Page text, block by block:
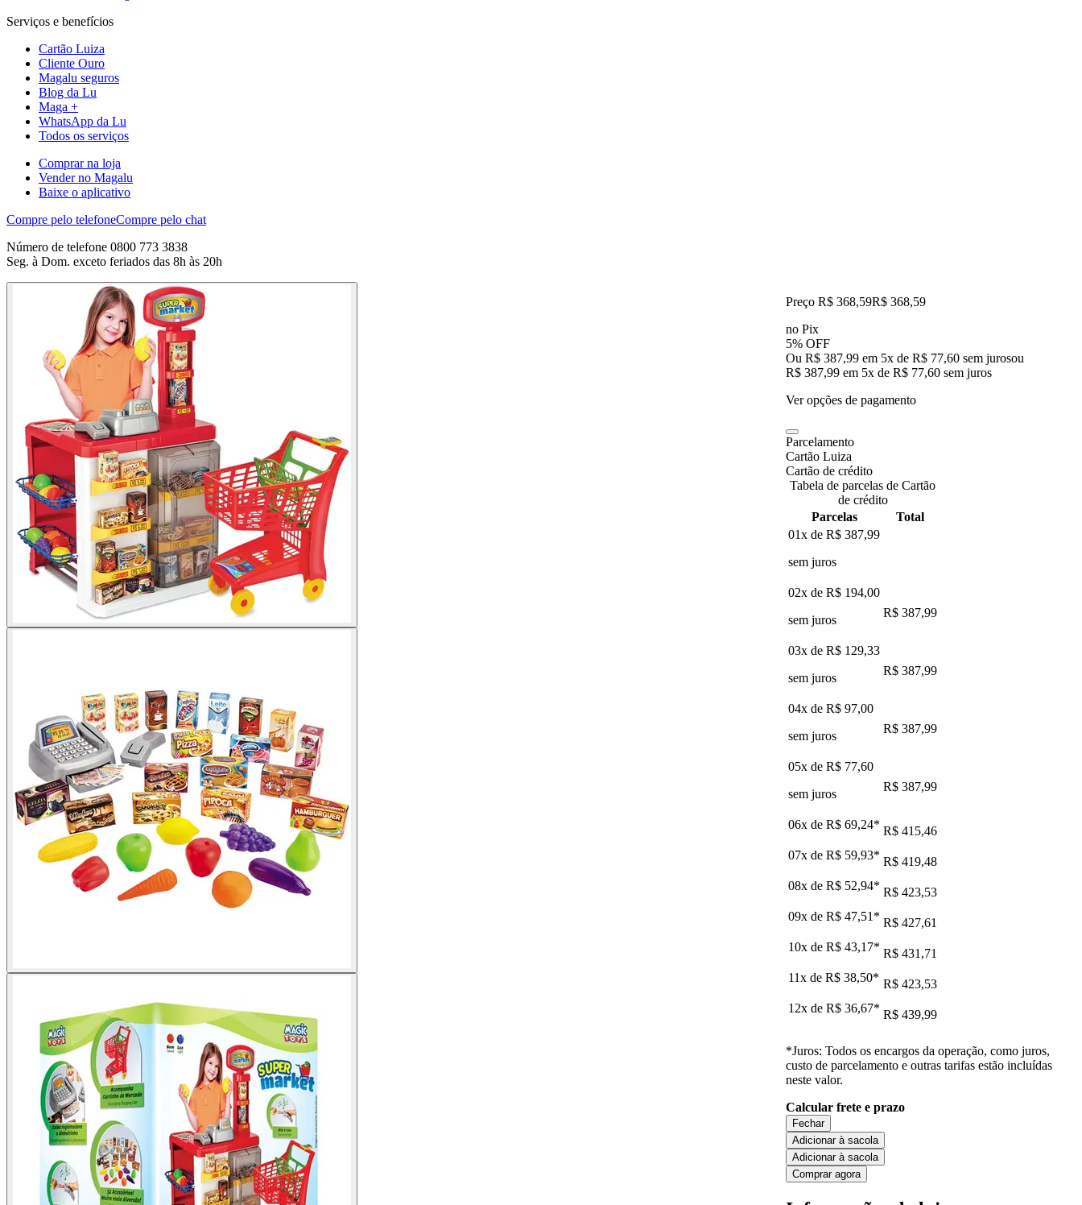
Serviços e benefícios
Cartão Luiza
Cliente Ouro
Magalu seguros
Blog da Lu
Maga +
WhatsApp da Lu
Todos os serviços
Comprar na loja
Vender no Magalu
Baixe o aplicativo
Compre pelo telefoneCompre pelo chat
Número de telefone 0800 773 3838
Seg. à Dom. exceto feriados das 8h às 20h
Preço R$ 368,59R$ 368,59
no Pix
5% OFF
Ou R$ 387,99 em 5x de R$ 77,60 sem jurosou
R$ 387,99 em 5x de R$ 77,60 sem juros
Ver opções de pagamento
Parcelamento
Cartão Luiza
Cartão de crédito
Tabela de parcelas de Cartão
de crédito
Parcelas
Total
01x de R$ 387,99
sem juros
02x de R$ 194,00
sem juros
R$ 387,99
03x de R$ 129,33
sem juros
R$ 387,99
04x de R$ 97,00
sem juros
R$ 387,99
05x de R$ 77,60
sem juros
R$ 387,99
06x de R$ 69,24* R$ 415,46
07x de R$ 59,93* R$ 419,48
08x de R$ 52,94* R$ 423,53
09x de R$ 47,51 * R$ 427,61
10x de R$ 43,17* R$ 431,71
11x de R$ 38,50* R$ 423,53
12x de R$ 36,67* R$ 439,99
*Juros: Todos os encargos da operação, como juros,
custo de parcelamento e outras tarifas estão incluídas
neste valor.
Calcular frete e prazo
Fechar
Adicionar à sacola
Adicionar à sacola
Comprar agora